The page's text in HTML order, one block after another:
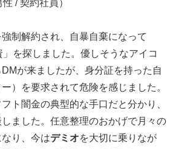
/ 契約社員）
制解約され、自暴自棄になって
を探しました。優しそうなアイコ
が来ましたが、身分証を持った自
）を要求されて危険を感じました。
ト闇金の典型的な手口だと分かり、
ました。任意整理のおかげで月々の
り、今はデミオを大切に乗りなが